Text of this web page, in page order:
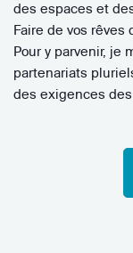
des espaces et
Faire de vos rêves
Pour y parvenir, je
partenariats
des exigences des